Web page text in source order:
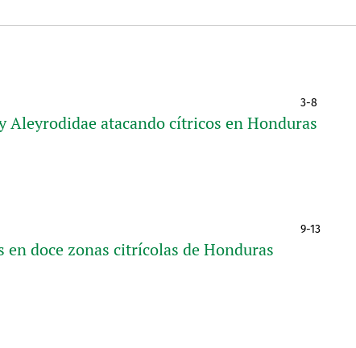
3-8
Aleyrodidae atacando cítricos en Honduras
9-13
doce zonas citrícolas de Honduras